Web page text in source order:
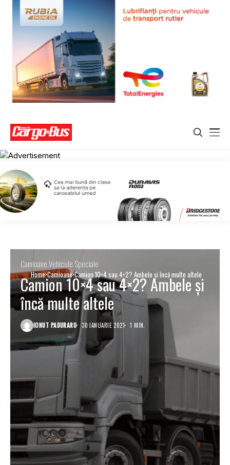
Home Camioane Camion 10×4 sau 4×2? Ambele și încă multe altele
CamioaneVehicule Speciale
Camion 10×4 sau 4×2? Ambele și
încă multe altele
IONUT PADURARU 30 IANUARIE 2021 1 MIN.